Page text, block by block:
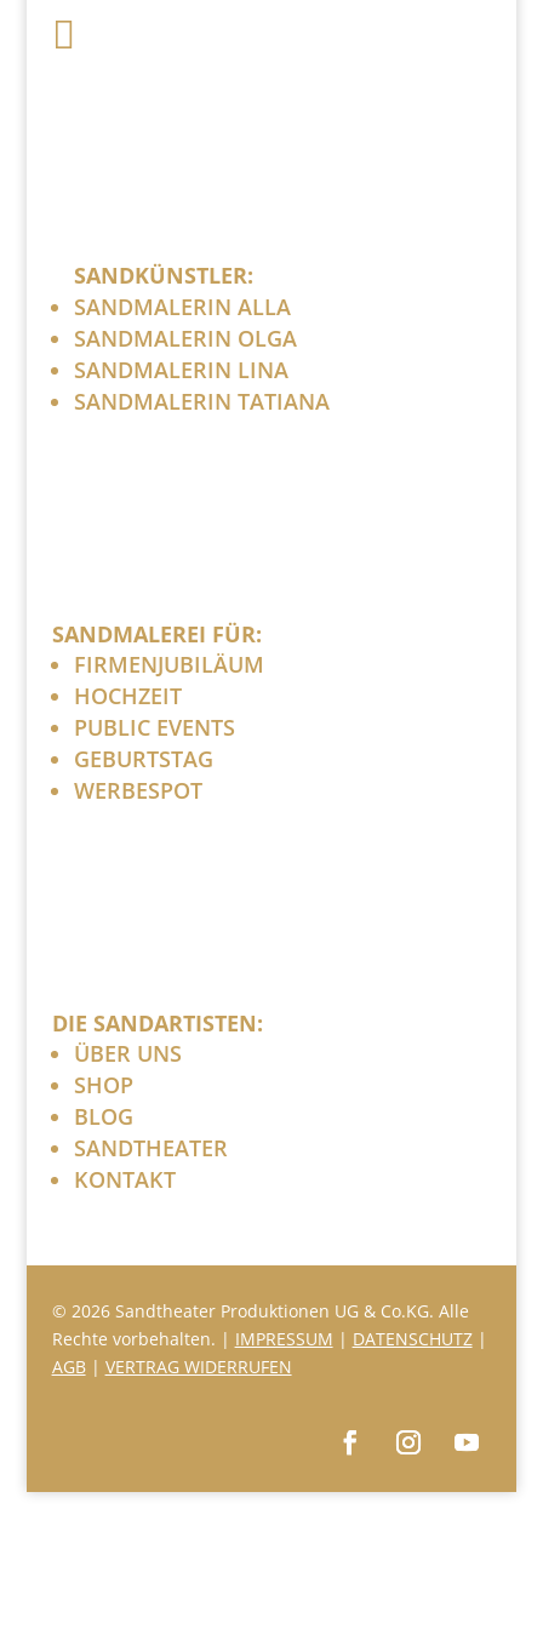

SANDKÜNSTLER:
SANDMALERIN ALLA
SANDMALERIN OLGA
SANDMALERIN LINA
SANDMALERIN TATIANA
SANDMALEREI FÜR:
FIRMENJUBILÄUM
HOCHZEIT
PUBLIC EVENTS
GEBURTSTAG
WERBESPOT
DIE SANDARTISTEN:
ÜBER UNS
SHOP
BLOG
SANDTHEATER
KONTAKT
© 2026 Sandtheater Produktionen UG & Co.KG. Alle
Rechte vorbehalten. | IMPRESSUM | DATENSCHUTZ|
AGB| VERTRAG WIDERRUFEN